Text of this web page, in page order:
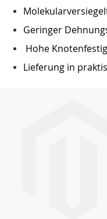
Geringer
Hohe
Lieferung in